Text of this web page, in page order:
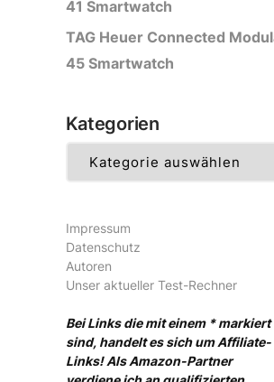
41 Smartwatch
TAG Heuer Connected
45 Smartwatch
Kategorien
Impressum
Datenschutz
Autoren
Unser aktueller Test-Rechner
Bei Links die mit einem * markiert
sind, handelt es sich um Affiliate-
Links! Als Amazon-Partner